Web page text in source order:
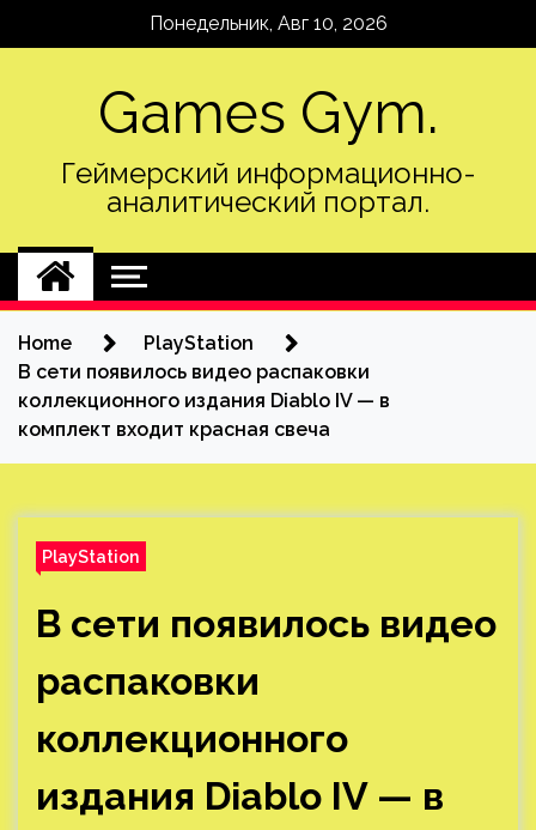
Понедельник, Авг 10, 2026
Games Gym.
Геймерский информационно-
аналитический портал.
Home
PlayStation
В сети появилось видео распаковки
коллекционного издания Diablo IV — в
комплект входит красная свеча
PlayStation
В сети появилось видео
распаковки
коллекционного
издания Diablo IV — в